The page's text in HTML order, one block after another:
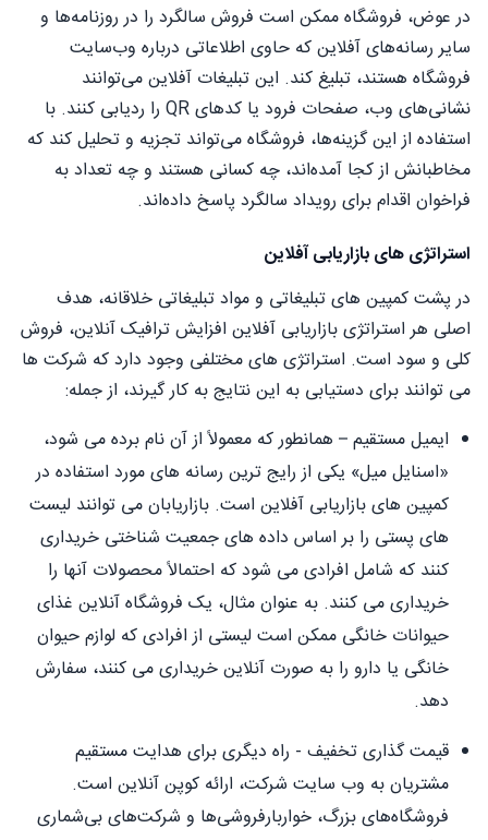
در عوض، فروشگاه ممکن است فروش سالگرد را در روزنامه‌ها و
سایر رسانه‌های آفلاین که حاوی اطلاعاتی درباره وب‌سایت
فروشگاه هستند، تبلیغ کند. این تبلیغات آفلاین می‌توانند
نشانی‌های وب، صفحات فرود یا کدهای QR را ردیابی کنند. با
استفاده از این گزینه‌ها، فروشگاه می‌تواند تجزیه و تحلیل کند که
مخاطبانش از کجا آمده‌اند، چه کسانی هستند و چه تعداد به
فراخوان اقدام برای رویداد سالگرد پاسخ داده‌اند.
استراتژی های بازاریابی آفلاین
در پشت کمپین های تبلیغاتی و مواد تبلیغاتی خلاقانه، هدف
اصلی هر استراتژی بازاریابی آفلاین افزایش ترافیک آنلاین، فروش
کلی و سود است. استراتژی های مختلفی وجود دارد که شرکت ها
می توانند برای دستیابی به این نتایج به کار گیرند، از جمله:
ایمیل مستقیم – همانطور که معمولاً از آن نام برده می شود،
«اسنایل میل» یکی از رایج ترین رسانه های مورد استفاده در
کمپین های بازاریابی آفلاین است. بازاریابان می توانند لیست
های پستی را بر اساس داده های جمعیت شناختی خریداری
کنند که شامل افرادی می شود که احتمالاً محصولات آنها را
خریداری می کنند. به عنوان مثال، یک فروشگاه آنلاین غذای
حیوانات خانگی ممکن است لیستی از افرادی که لوازم حیوان
خانگی یا دارو را به صورت آنلاین خریداری می کنند، سفارش
دهد.
قیمت گذاری تخفیف - راه دیگری برای هدایت مستقیم
مشتریان به وب سایت شرکت، ارائه کوپن آنلاین است.
فروشگاه‌های بزرگ، خواربارفروشی‌ها و شرکت‌های بی‌شماری